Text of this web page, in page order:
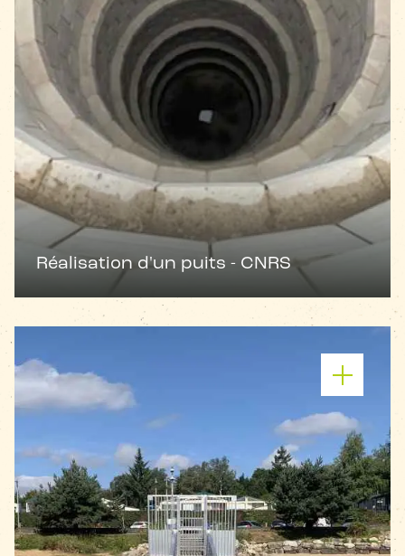
Réalisation d'un puits - CNRS